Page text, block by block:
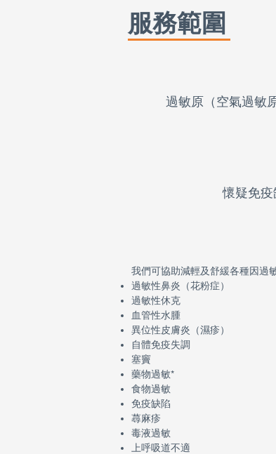
服務範圍
過敏原（空氣過敏
懷疑免
我們可協助減輕及舒緩各種因過
過敏性鼻炎（花粉症）
過敏性休克
血管性水腫
異位性皮膚炎（濕疹）
自體免疫失調
塞竇
藥物過敏*
食物過敏
免疫缺陷
蕁麻疹
毒液過敏
上呼吸道不適